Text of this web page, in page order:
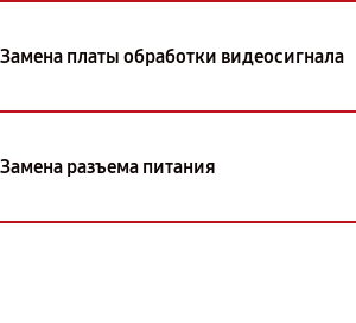
Замена платы обработки видеосигнала
Замена разъема питания